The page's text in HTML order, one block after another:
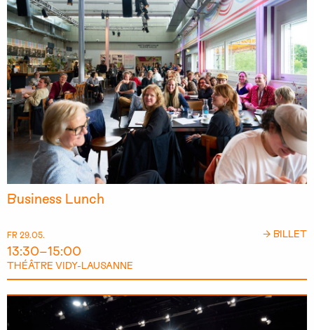
FR 29.05.
13:30–15:00
THÉÂTRE VIDY-LAUSANNE
Business Lunch
→ BILLET